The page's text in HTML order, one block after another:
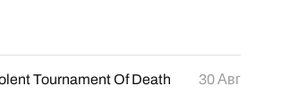
Tournament Of Death 30 Авг